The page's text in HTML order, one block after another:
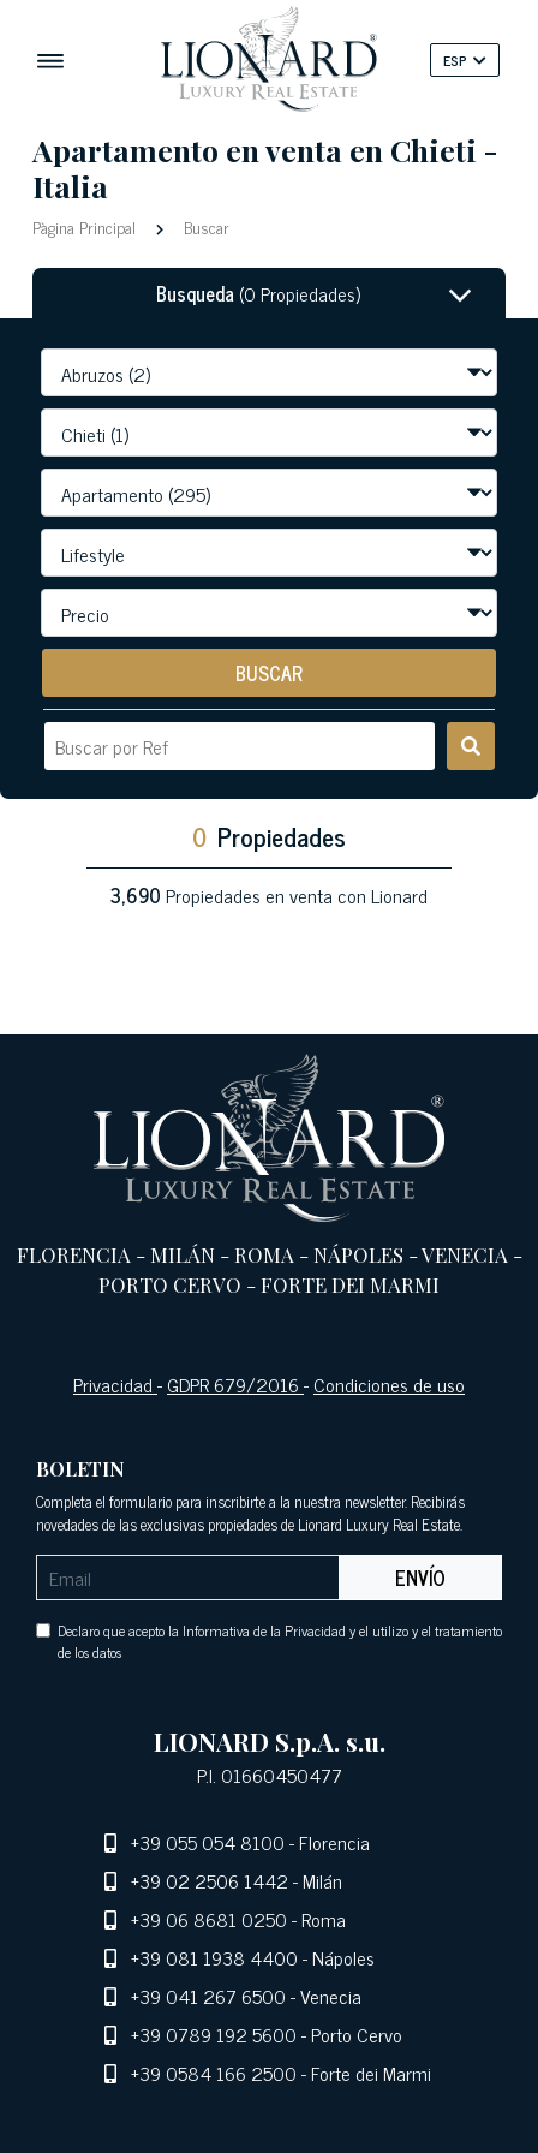
ESP
Apartamento en venta en Chieti -
Italia
Pàgina Principal Buscar
Busqueda(0 Propiedades)
BUSCAR
0 Propiedades
3,690Propiedades en venta con Lionard
FLORENCIA -MILÁN-ROMA -NÁPOLES -VENECIA -
PORTO CERVO -FORTE DEI MARMI
Privacidad-GDPR 679/2016-Condiciones de uso
BOLETIN
Completa el formulario para inscribirte a la nuestra newsletter. Recibirás
novedades de las exclusivas propiedades de Lionard Luxury Real Estate.
ENVÍO
Declaro que acepto la Informativa de la Privacidad y el utilizo y el tratamiento
de los datos
LIONARD S.p.A. s.u.
P.I. 01660450477
+39 055 054 8100- Florencia
+39 02 2506 1442- Milán
+39 06 8681 0250- Roma
+39 081 1938 4400- Nápoles
+39 041 267 6500- Venecia
+39 0789 192 5600- Porto Cervo
+39 0584 166 2500- Forte dei Marmi